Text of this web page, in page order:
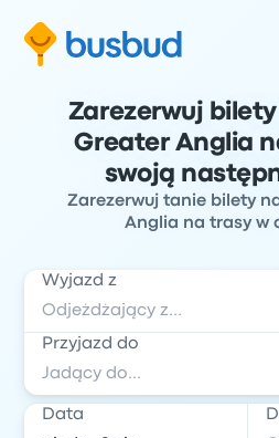
Zarezerwuj
Greater Anglia
swoją
Zarezerwuj tanie bilety
Anglia na trasy w
Wyjazd z
Przyjazd do
Data